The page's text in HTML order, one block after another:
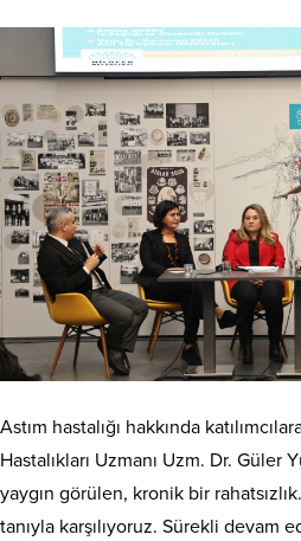
Astım hastalığı hakkında
Hastalıkları Uzmanı Uzm. Dr. Güler
yaygın görülen, kronik bir
tanıyla karşılıyoruz. Sürekli devam